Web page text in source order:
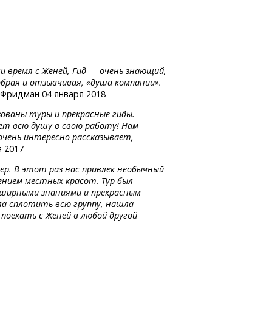
время с Женей, Гид — очень знающий,
и отзывчивая, «душа компании».
04 января 2018
туры и прекрасные гиды.
всю душу в свою работу! Нам
интересно рассказывает,
В этот раз нас привлек необычный
местных красот. Тур был
знаниями и прекрасным
сплотить всю группу, нашла
с Женей в любой другой